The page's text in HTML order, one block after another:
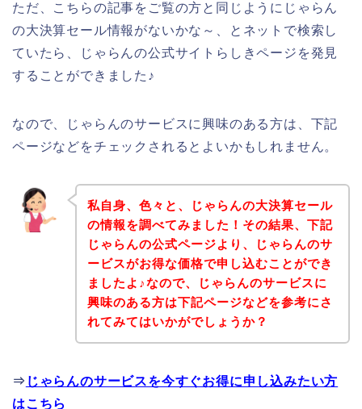
ただ、こちらの記事をご覧の方と同じようにじゃらん
の大決算セール情報がないかな～、とネットで検索し
ていたら、じゃらんの公式サイトらしきページを発見
することができました♪
なので、じゃらんのサービスに興味のある方は、下記
ページなどをチェックされるとよいかもしれません。
私自身、色々と、じゃらんの大決算セール
の情報を調べてみました！その結果、下記
じゃらんの公式ページより、じゃらんのサ
ービスがお得な価格で申し込むことができ
ましたよ♪なので、じゃらんのサービスに
興味のある方は下記ページなどを参考にさ
れてみてはいかがでしょうか？
⇒ じゃらんのサービスを今すぐお得に申し込みたい方
はこちら